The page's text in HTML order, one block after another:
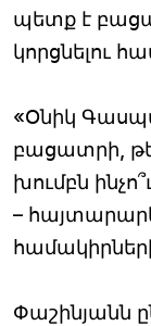
պետք է
կորցնելու
«Օնիկ
բացատրի, թե
խումբն
–
Փաշինյանն